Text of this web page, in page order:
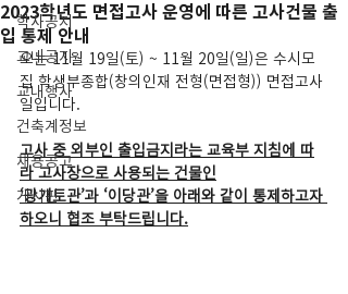
학사공지
교내공지
교내행사
건축계정보
채용공고
게시판
2023학년도 면접고사 운영에 따른 고사건물 출
입 통제 안내
오는 11월 19일(토) ~ 11월 20일(일)은 수시모
집 학생부종합(창의인재 전형(면접형)) 면접고사
일입니다.
고사 중 외부인 출입금지라는 교육부 지침에 따
라 고사장으로 사용되는 건물인
‘광개토관’과 ‘이당관’을 아래와 같이 통제하고자
하오니 협조 부탁드립니다.